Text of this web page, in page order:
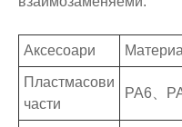
Аксесоари
Пластмасови
части
PA6、